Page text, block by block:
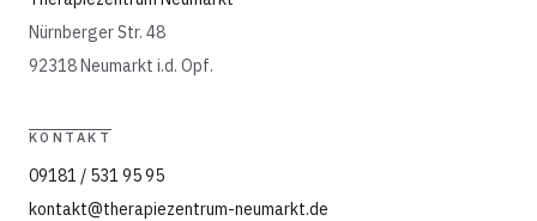
Nürnberger Str. 48
92318 Neumarkt i.d. Opf.
KONTAKT
09181 / 531 95 95
kontakt@therapiezentrum-neumarkt.de